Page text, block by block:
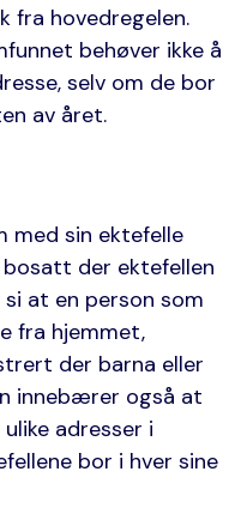
fra hovedregelen.
behøver ikke å
selv om de bor
av året.
med sin ektefelle
der ektefellen
at en person som
fra hjemmet,
der barna eller
innebærer også at
adresser i
bor i hver sine